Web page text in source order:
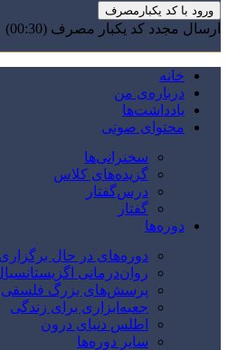
ورود با کد یکبارمصرف
ارسال مجدد کد یکبار مصرف (00:
30
)
خانه
درباره‌ی من
یادداشت‌ها
محتوای صوتی
سخنرانی‌ها
گزیده‌های کلاس
درس‌گفتار
گفتار
دوره‌ها
دوره‌های در حال برگزاری
روان‌درمانی
پرسش‌های بزرگ فلسفی
جعبه‌ابزاری برای زندگی
اطلس دنیای درون
سایر دوره‌ها